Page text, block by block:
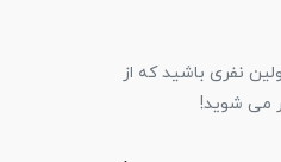
نفری باشید که از
می شوید!